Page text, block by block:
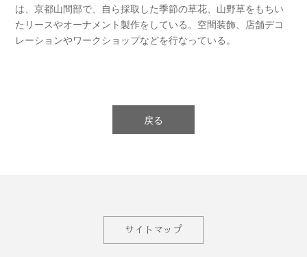
は、京都山間部で、自ら採取した季節の草花、山野草をもちい
たリースやオーナメント製作をしている。空間装飾、店舗デコ
レーションやワークショップなどを行なっている。
戻る
サイトマップ